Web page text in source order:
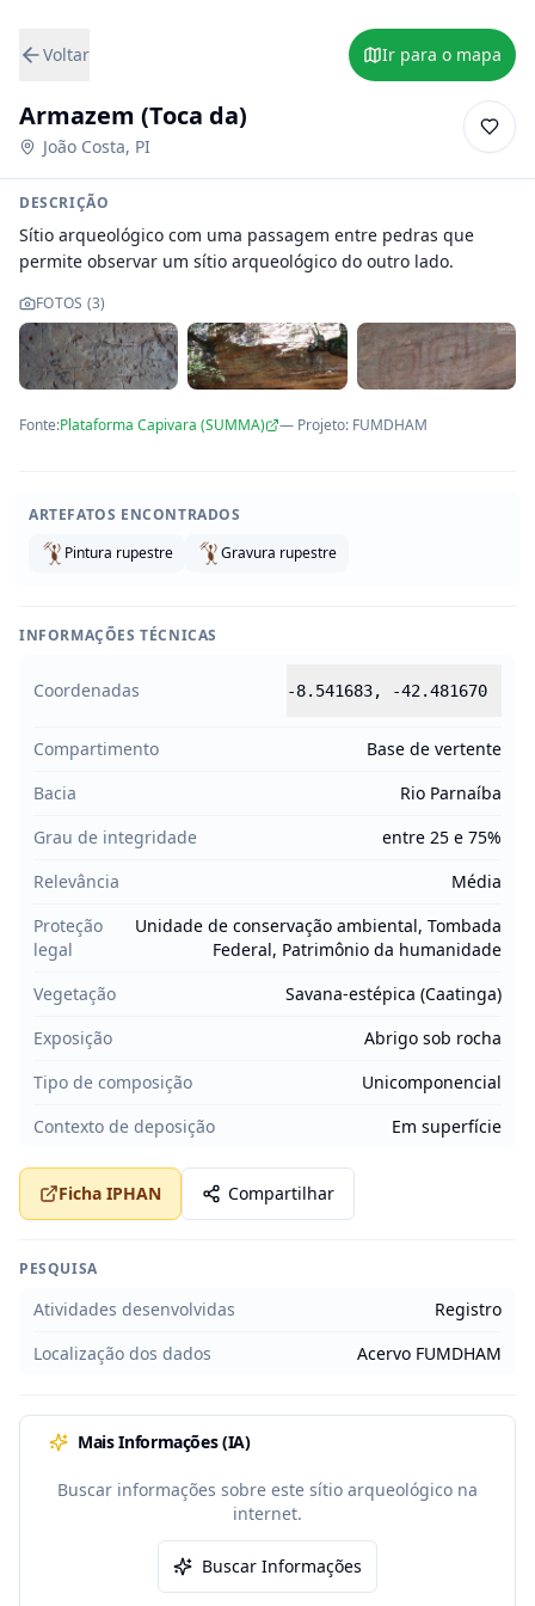
Voltar Ir para o mapa
Armazem (Toca da)
João Costa, PI
DESCRIÇÃO
Sítio arqueológico com uma passagem entre pedras que
permite observar um sítio arqueológico do outro lado.
FOTOS (3)
Fonte:Plataforma Capivara (SUMMA) — Projeto: FUMDHAM
ARTEFATOS ENCONTRADOS
Pintura rupestre
Gravura rupestre
INFORMAÇÕES TÉCNICAS
Coordenadas -8.541683, -42.481670
Compartimento
Base de vertente
Bacia
Rio Parnaíba
Grau de integridade
entre 25 e 75%
Relevância
Média
Proteção
legal
Unidade de conservação ambiental, Tombada
Federal, Patrimônio da humanidade
Vegetação
Savana-estépica (Caatinga)
Exposição
Abrigo sob rocha
Tipo de composição
Unicomponencial
Contexto de deposição
Em superfície
Ficha IPHAN Compartilhar
PESQUISA
Atividades desenvolvidas
Registro
Localização dos dados
Acervo FUMDHAM
Mais Informações (IA)
Buscar informações sobre este sítio arqueológico na
internet.
Buscar Informações